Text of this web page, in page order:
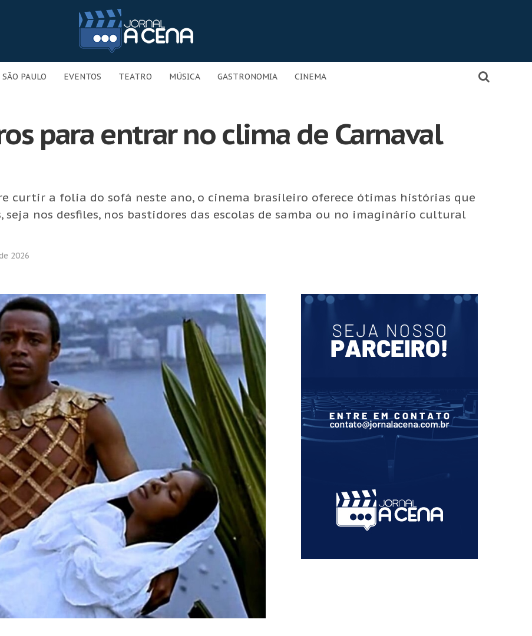
SÃO PAULO EVENTOS TEATRO MÚSICA GASTRONOMIA CINEMA
para entrar no clima de Carnaval
curtir a folia do sofá neste ano, o cinema brasileiro oferece ótimas histórias que
nos desfiles, nos bastidores das escolas de samba ou no imaginário cultural
2026